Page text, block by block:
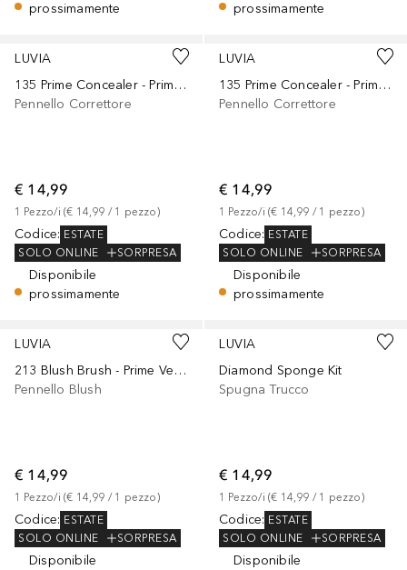
prossimamente
prossimamente
LUVIA
135 Prime Concealer - Prime Vegan Candy
Pennello Correttore
€ 14,99
1 Pezzo/i (€ 14,99 / 1 pezzo)
Codice: ESTATE
SOLO ONLINE
SORPRESA
Disponibile
prossimamente
LUVIA
135 Prime Concealer - Prime Vegan Elegance
Pennello Correttore
€ 14,99
1 Pezzo/i (€ 14,99 / 1 pezzo)
Codice: ESTATE
SOLO ONLINE
SORPRESA
Disponibile
prossimamente
LUVIA
213 Blush Brush - Prime Vegan Candy
Pennello Blush
€ 14,99
1 Pezzo/i (€ 14,99 / 1 pezzo)
Codice: ESTATE
SOLO ONLINE
SORPRESA
Disponibile
LUVIA
Diamond Sponge Kit
Spugna Trucco
€ 14,99
1 Pezzo/i (€ 14,99 / 1 pezzo)
Codice: ESTATE
SOLO ONLINE
SORPRESA
Disponibile